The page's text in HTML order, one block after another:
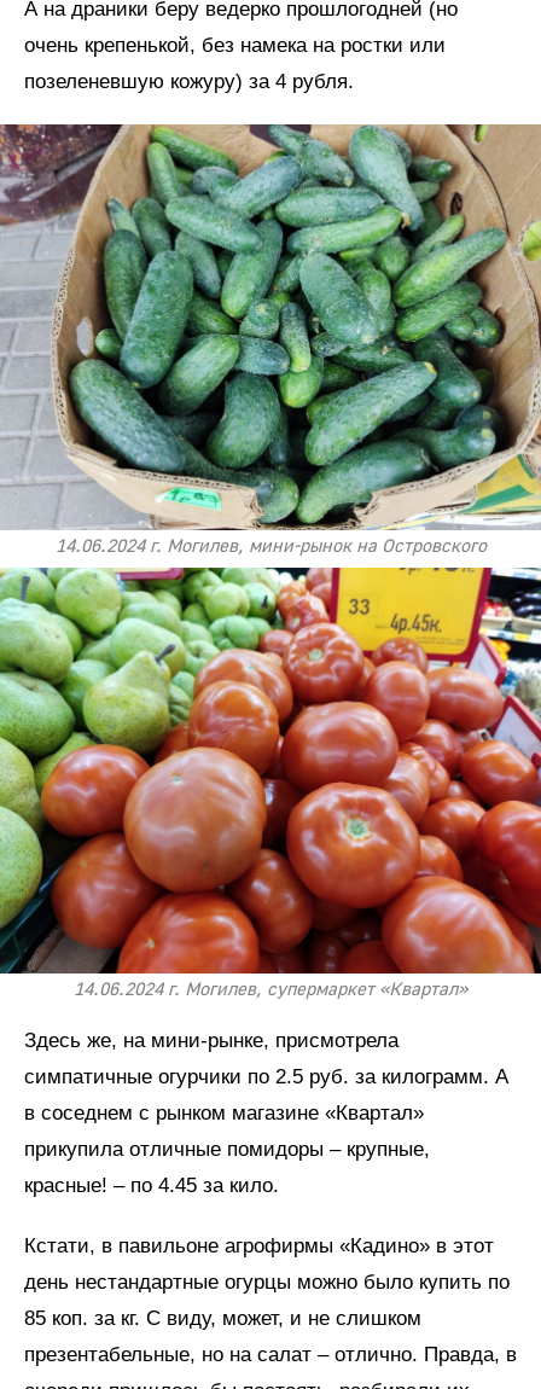
А на драники беру ведерко прошлогодней (но
очень крепенькой, без намека на ростки или
позеленевшую кожуру) за 4 рубля.
14.06.2024 г. Могилев, мини-рынок на Островского
14.06.2024 г. Могилев, супермаркет «Квартал»
Здесь же, на мини-рынке, присмотрела
симпатичные огурчики по 2.5 руб. за килограмм. А
в соседнем с рынком магазине «Квартал»
прикупила отличные помидоры – крупные,
красные! – по 4.45 за кило.
Кстати, в павильоне агрофирмы «Кадино» в этот
день нестандартные огурцы можно было купить по
85 коп. за кг. С виду, может, и не слишком
презентабельные, но на салат – отлично. Правда, в